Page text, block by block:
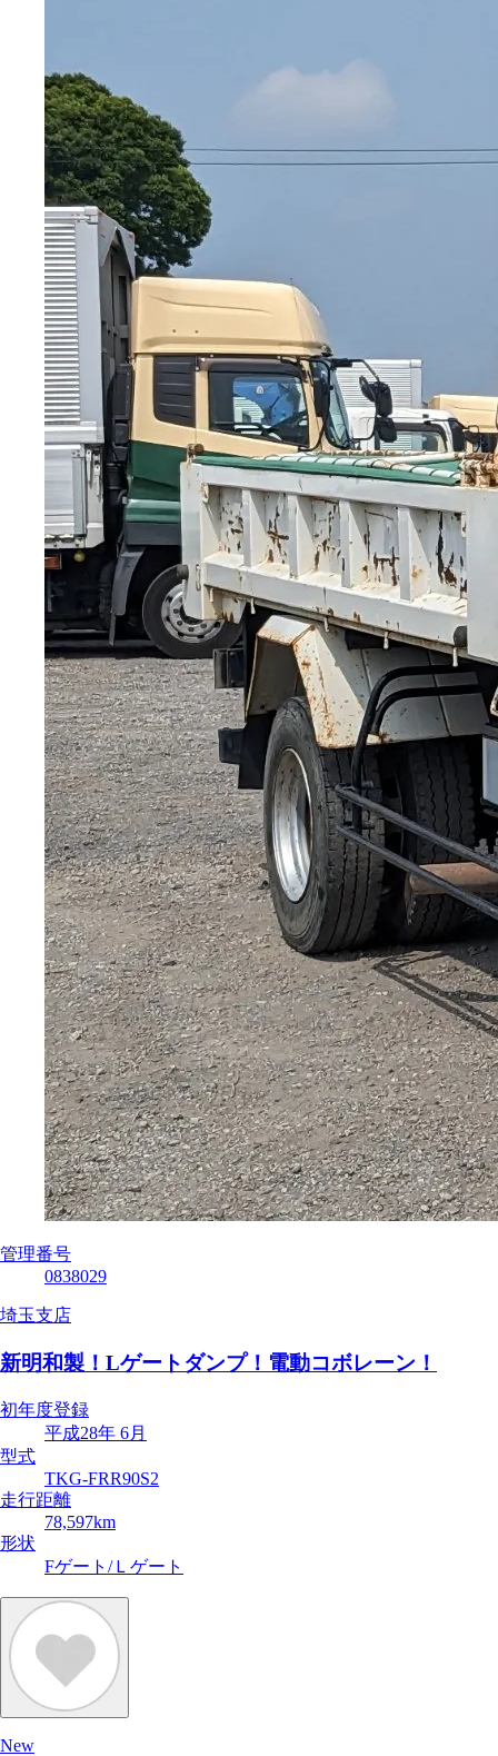
管理番号
0838029
埼玉支店
新明和製！Lゲートダンプ！電動コボレーン！
初年度登録
平成28年 6月
型式
TKG-FRR90S2
走行距離
78,597km
形状
Fゲート/Ｌゲート
New